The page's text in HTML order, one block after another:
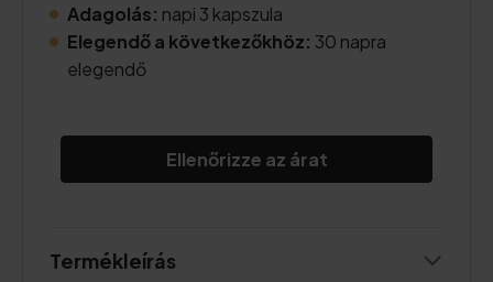
Adagolás: napi 3 kapszula
Elegendő a következőkhöz: 30 napra
elegendő
Ellenőrizze az árat
Termékleírás